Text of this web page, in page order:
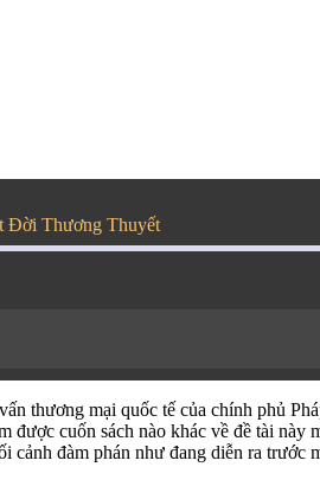
Đời Thương Thuyết
thương mại quốc tế của chính phủ
được cuốn sách nào khác về đề tài này
đàm phán như đang diễn ra trước